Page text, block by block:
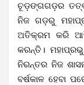
ଚୂଡ଼ଙ୍ଗଗଡ଼ର
ନିଜ ଗଡ଼ରୁ
ଅତିକ୍ରମ କରି
କରନ୍ତି।
ନିରନ୍ତର ନିଜ
ବର୍ଷକାଳ ହେବା